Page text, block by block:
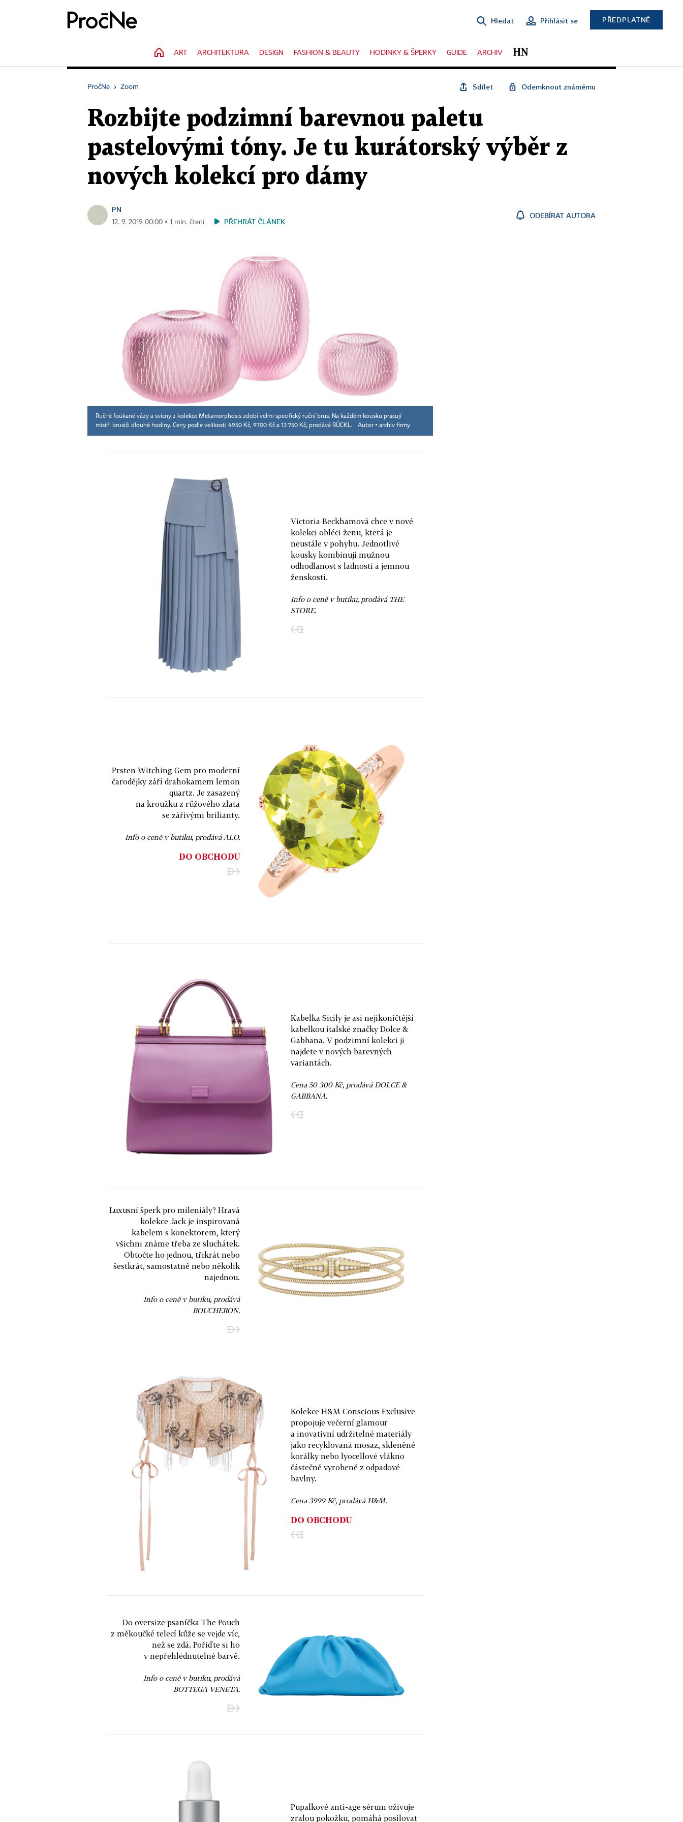
Hledat Přihlásit se PŘEDPLATNÉ
HOME
ART ARCHITEKTURA DESIGN FASHION & BEAUTY HODINKY & ŠPERKY GUIDE ARCHIV
PročNe › Zoom Sdílet Odemknout známému
Rozbijte podzimní barevnou paletu
pastelovými tóny. Je tu kurátorský výběr z
nových kolekcí pro dámy
PN
12. 9. 2019 00:00 ▪ 1 min. čtení PŘEHRÁT ČLÁNEK
ODEBÍRAT AUTORA
Ručně foukané vázy a svícny z kolekce Metamorphosis zdobí velmi specifický ruční brus. Na každém kousku pracují
mistři brusiči dlouhé hodiny. Ceny podle velikosti 4950 Kč, 9700 Kč a 13 750 Kč, prodává RÜCKL.
Autor ▪ archiv firmy
Victoria Beckhamová chce v nové
kolekci obléci ženu, která je
neustále v pohybu. Jednotlivé
kousky kombinují mužnou
odhodlanost s ladností a jemnou
ženskostí.
Info o ceně v butiku, prodává THE
STORE.
Prsten Witching Gem pro moderní
čarodějky září drahokamem lemon
quartz. Je zasazený
na kroužku z růžového zlata
se zářivými brilianty.
Info o ceně v butiku, prodává ALO.
DO OBCHODU
Kabelka Sicily je asi nejikoničtější
kabelkou italské značky Dolce &
Gabbana. V podzimní kolekci ji
najdete v nových barevných
variantách.
Cena 50 300 Kč, prodává DOLCE &
GABBANA.
Luxusní šperk pro mileniály? Hravá
kolekce Jack je inspirovaná
kabelem s konektorem, který
všichni známe třeba ze sluchátek.
Obtočte ho jednou, třikrát nebo
šestkrát, samostatně nebo několik
najednou.
Info o ceně v butiku, prodává
BOUCHERON.
Kolekce H&M Conscious Exclusive
propojuje večerní glamour
a inovativní udržitelné materiály
jako recyklovaná mosaz, skleněné
korálky nebo lyocellové vlákno
částečně vyrobené z odpadové
bavlny.
Cena 3999 Kč, prodává H&M.
DO OBCHODU
Do oversize psaníčka The Pouch
z měkoučké telecí kůže se vejde víc,
než se zdá. Pořiďte si ho
v nepřehlédnutelné barvě.
Info o ceně v butiku, prodává
BOTTEGA VENETA.
Pupalkové anti-age sérum oživuje
zralou pokožku, pomáhá posilovat